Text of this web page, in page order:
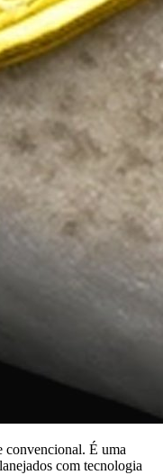
convencional. É uma
com tecnologia